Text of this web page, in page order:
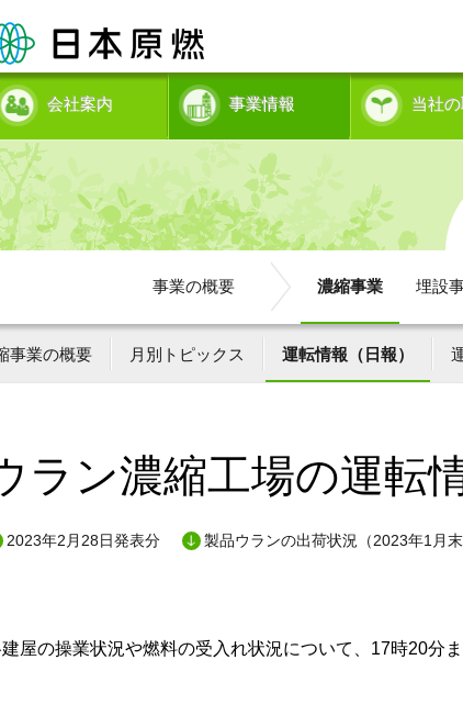
会社案内 事業情報 当社
事業の概要 濃縮事業 埋設
事業の概要 月別トピックス 運転情報（日報）
ラン濃縮工場の運転
2023年2月28日発表分 製品ウランの出荷状況（2023年1月末
屋の操業状況や燃料の受入れ状況について、17時20分